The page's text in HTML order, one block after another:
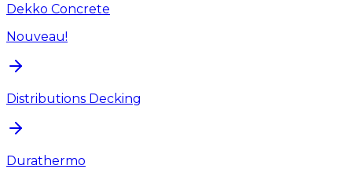
Dekko Concrete
Nouveau!
Distributions Decking
Durathermo